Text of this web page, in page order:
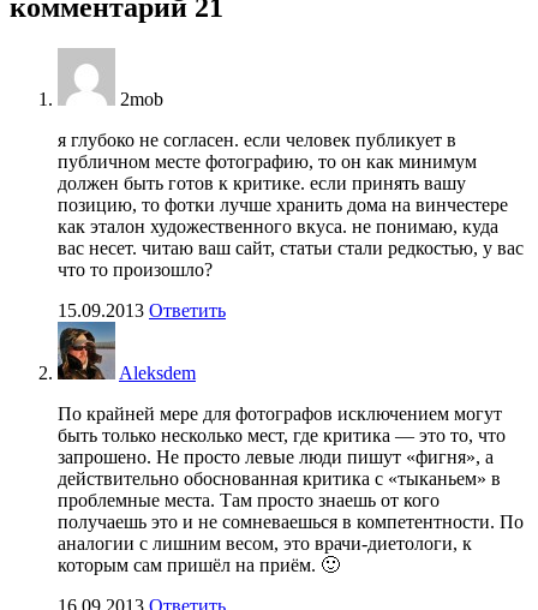
комментарий 21
2mob
я глубоко не согласен. если человек публикует в
публичном месте фотографию, то он как минимум
должен быть готов к критике. если принять вашу
позицию, то фотки лучше хранить дома на винчестере
как эталон художественного вкуса. не понимаю, куда
вас несет. читаю ваш сайт, статьи стали редкостью, у вас
что то произошло?
15.09.2013 Ответить
Aleksdem
По крайней мере для фотографов исключением могут
быть только несколько мест, где критика — это то, что
запрошено. Не просто левые люди пишут «фигня», а
действительно обоснованная критика с «тыканьем» в
проблемные места. Там просто знаешь от кого
получаешь это и не сомневаешься в компетентности. По
аналогии с лишним весом, это врачи-диетологи, к
которым сам пришёл на приём. 🙂